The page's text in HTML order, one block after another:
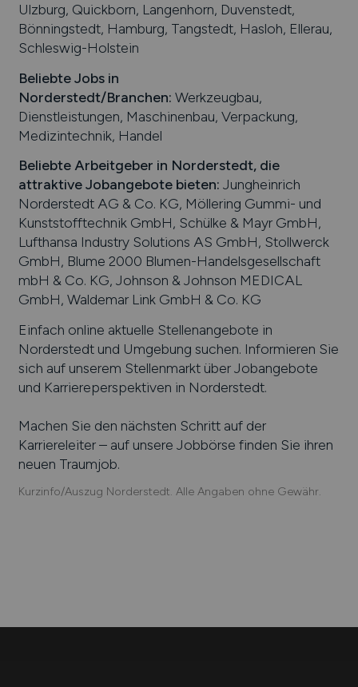
Ulzburg, Quickborn, Langenhorn, Duvenstedt,
Bönningstedt, Hamburg, Tangstedt, Hasloh, Ellerau,
Schleswig-Holstein
Beliebte Jobs in
Norderstedt/Branchen: Werkzeugbau,
Dienstleistungen, Maschinenbau, Verpackung,
Medizintechnik, Handel
Beliebte Arbeitgeber in Norderstedt, die
attraktive Jobangebote bieten: Jungheinrich
Norderstedt AG & Co. KG, Möllering Gummi- und
Kunststofftechnik GmbH, Schülke & Mayr GmbH,
Lufthansa Industry Solutions AS GmbH, Stollwerck
GmbH, Blume 2000 Blumen-Handelsgesellschaft
mbH & Co. KG, Johnson & Johnson MEDICAL
GmbH, Waldemar Link GmbH & Co. KG
Einfach online aktuelle Stellenangebote in
Norderstedtund Umgebung suchen. Informieren Sie
sich auf unserem Stellenmarkt über Jobangebote
und Karriereperspektiven in Norderstedt.
Machen Sie den nächsten Schritt auf der
Karriereleiter – auf unsere Jobbörse finden Sie ihren
neuen Traumjob.
Kurzinfo/Auszug Norderstedt. Alle Angaben ohne Gewähr.